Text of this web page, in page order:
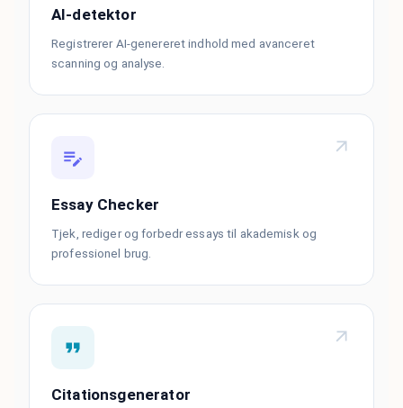
AI-detektor
Registrerer AI-genereret indhold med avanceret
scanning og analyse.
Essay Checker
Tjek, rediger og forbedr essays til akademisk og
professionel brug.
Citationsgenerator